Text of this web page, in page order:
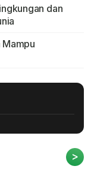
dan
Mampu
>